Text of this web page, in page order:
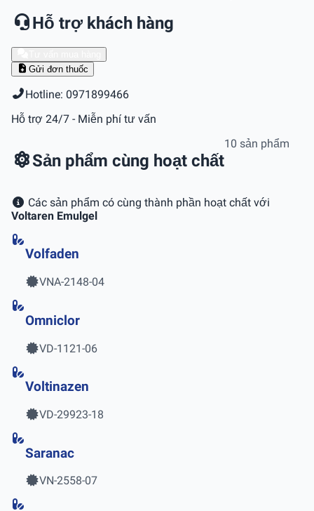
Hỗ trợ khách hàng
Gửi đơn thuốc
Hotline: 0971899466
Hỗ trợ 24/7 - Miễn phí tư vấn
Sản phẩm cùng hoạt chất
10 sản phẩm
Các sản phẩm có cùng thành phần hoạt chất với
Voltaren Emulgel
Volfaden
VNA-2148-04
Omniclor
VD-1121-06
Voltinazen
VD-29923-18
Saranac
VN-2558-07